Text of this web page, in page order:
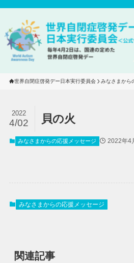
世界自閉症啓発デー日本実行委員会 みなさまから
貝の火
2022
4/02
みなさまからの応援メッセージ 2022年4
みなさまからの応援メッセージ
関連記事